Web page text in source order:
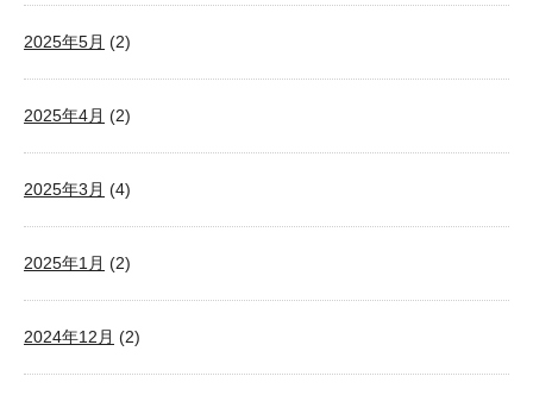
2025年5月 (2)
2025年4月 (2)
2025年3月 (4)
2025年1月 (2)
2024年12月 (2)